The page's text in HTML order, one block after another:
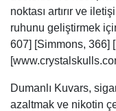
noktası artırır ve
ruhunu geliştirmek
607] [Simmons, 366]
Dumanlı Kuvars,
azaltmak ve nikotin